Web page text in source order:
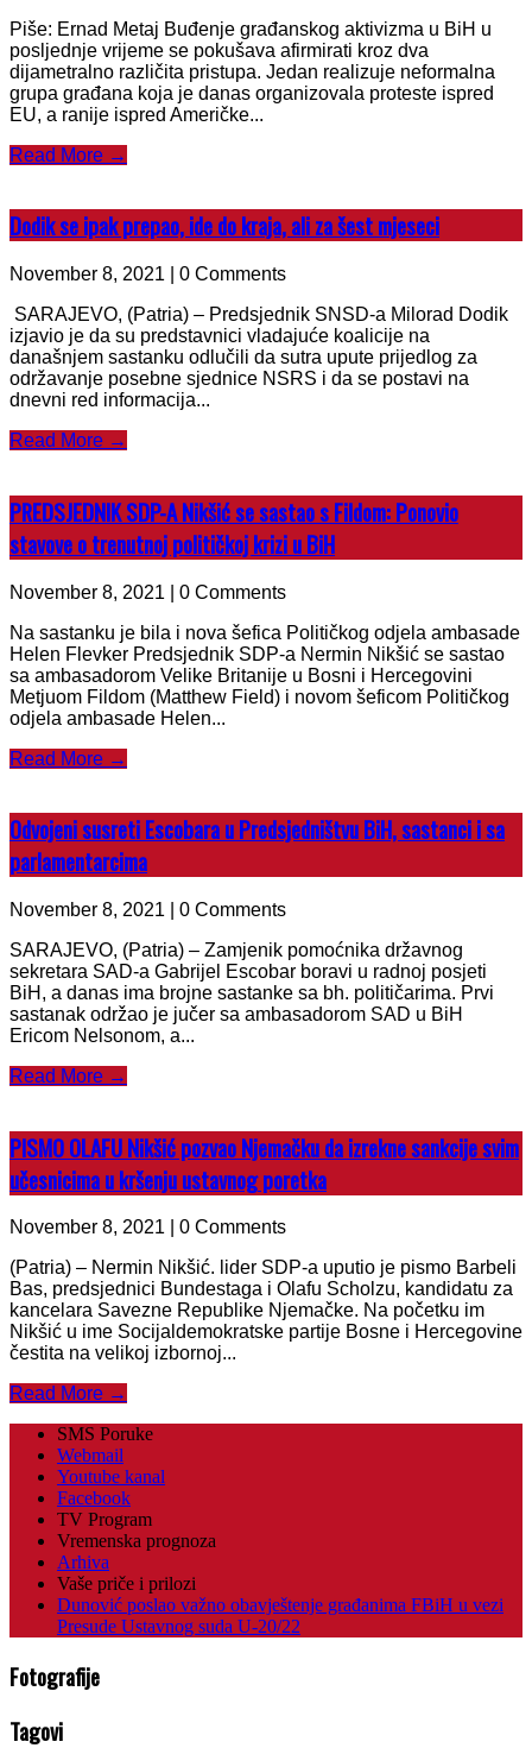
Piše: Ernad Metaj Buđenje građanskog aktivizma u BiH u
posljednje vrijeme se pokušava afirmirati kroz dva
dijametralno različita pristupa. Jedan realizuje neformalna
grupa građana koja je danas organizovala proteste ispred
EU, a ranije ispred Američke...
Read More →
Dodik se ipak prepao, ide do kraja, ali za šest mjeseci
November 8, 2021 | 0 Comments
SARAJEVO, (Patria) – Predsjednik SNSD-a Milorad Dodik
izjavio je da su predstavnici vladajuće koalicije na
današnjem sastanku odlučili da sutra upute prijedlog za
održavanje posebne sjednice NSRS i da se postavi na
dnevni red informacija...
Read More →
PREDSJEDNIK SDP-A Nikšić se sastao s Fildom: Ponovio
stavove o trenutnoj političkoj krizi u BiH
November 8, 2021 | 0 Comments
Na sastanku je bila i nova šefica Političkog odjela ambasade
Helen Flevker Predsjednik SDP-a Nermin Nikšić se sastao
sa ambasadorom Velike Britanije u Bosni i Hercegovini
Metjuom Fildom (Matthew Field) i novom šeficom Političkog
odjela ambasade Helen...
Read More →
Odvojeni susreti Escobara u Predsjedništvu BiH, sastanci i sa
parlamentarcima
November 8, 2021 | 0 Comments
SARAJEVO, (Patria) – Zamjenik pomoćnika državnog
sekretara SAD-a Gabrijel Escobar boravi u radnoj posjeti
BiH, a danas ima brojne sastanke sa bh. političarima. Prvi
sastanak održao je jučer sa ambasadorom SAD u BiH
Ericom Nelsonom, a...
Read More →
PISMO OLAFU Nikšić pozvao Njemačku da izrekne sankcije svim
učesnicima u kršenju ustavnog poretka
November 8, 2021 | 0 Comments
(Patria) – Nermin Nikšić. lider SDP-a uputio je pismo Barbeli
Bas, predsjednici Bundestaga i Olafu Scholzu, kandidatu za
kancelara Savezne Republike Njemačke. Na početku im
Nikšić u ime Socijaldemokratske partije Bosne i Hercegovine
čestita na velikoj izbornoj...
Read More →
SMS Poruke
Webmail
Youtube kanal
Facebook
TV Program
Vremenska prognoza
Arhiva
Vaše priče i prilozi
Dunović poslao važno obavještenje građanima FBiH u vezi
Presude Ustavnog suda U-20/22
Fotografije
Tagovi